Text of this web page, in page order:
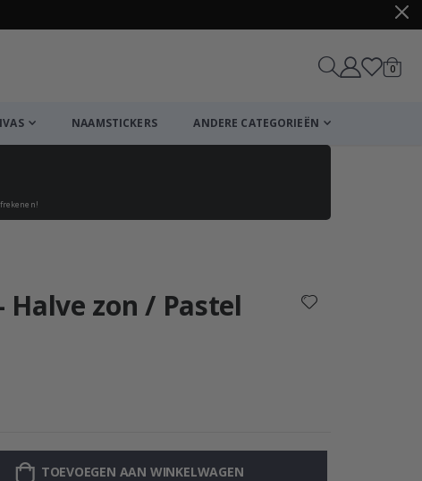
0
NAAMSTICKERS ANDERE CATEGORIEËN
zon / Pastel
TOEVOEGEN AAN WINKELWAGEN